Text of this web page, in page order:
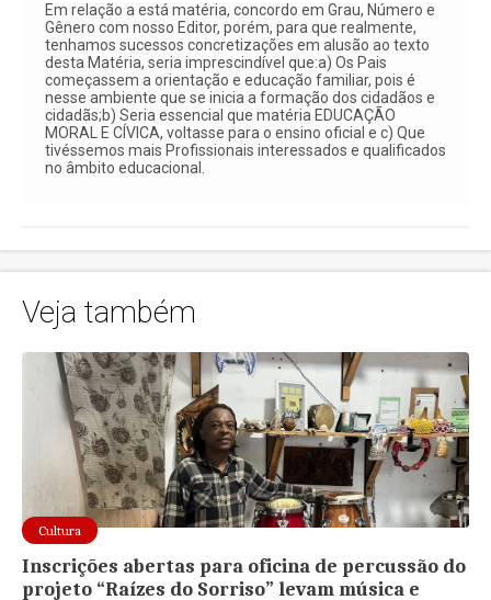
Em relação a está matéria, concordo em Grau, Número e
Gênero com nosso Editor, porém, para que realmente,
tenhamos sucessos concretizações em alusão ao texto
desta Matéria, seria imprescindível que:a) Os Pais
começassem a orientação e educação familiar, pois é
nesse ambiente que se inicia a formação dos cidadãos e
cidadãs;b) Seria essencial que matéria EDUCAÇÃO
MORAL E CÍVICA, voltasse para o ensino oficial e c) Que
tivéssemos mais Profissionais interessados e qualificados
no âmbito educacional.
Veja também
Cultura
Inscrições abertas para oficina de percussão do
projeto “Raízes do Sorriso” levam música e